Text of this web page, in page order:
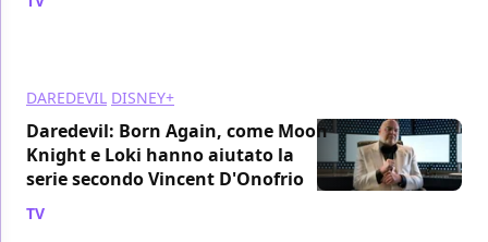
DAREDEVIL DISNEY+
Daredevil: Born Again, come Moon
Knight e Loki hanno aiutato la
serie secondo Vincent D'Onofrio
TV